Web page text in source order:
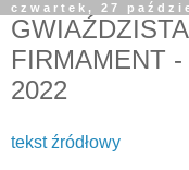
czwartek, 27
FIRMAMENT
2022
tekst źródłowy